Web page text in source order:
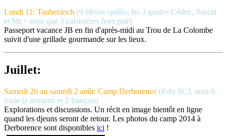
Lundi 11: Taubenloch (9 élèves spéléo, les 3 guides Cédric, Pascal
et Mr.+ ainsi que 3 cuisinières hors pair)
Passeport vacance JB en fin d'après-midi au Trou de La Colombe
suivit d'une grillade gourmande sur les lieux.
Juillet:
Samedi 26 au samedi 2 août: Camp Derborence (8 du SCJ, dont 6
toute la semaine et 2 français)
Explorations et discussions. Un récit en image bientôt en ligne
quand les djeuns seront de retour. Les photos du camp 2014 à
Derborence sont disponibles ici !